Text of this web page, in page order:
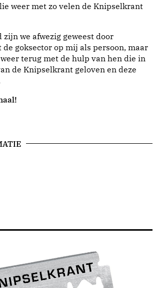
weer met zo velen de Knipselkrant
zijn we afwezig geweest door
goksector op mij als persoon, maar
terug met de hulp van hen die in
de Knipselkrant geloven en deze